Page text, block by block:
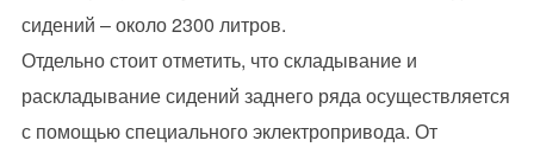
сидений – около 2300 литров.
Отдельно стоит отметить, что складывание и
раскладывание сидений заднего ряда осуществляется
с помощью специального эклектропривода. От